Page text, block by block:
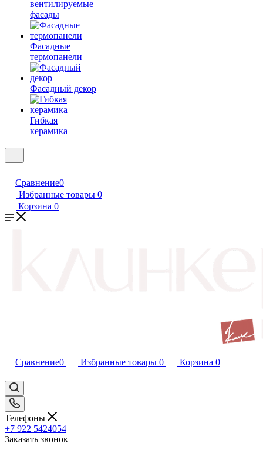
вентилируемые
фасады
Фасадные
термопанели
Фасадный декор
Гибкая
керамика
Сравнение0
Избранные товары 0
Корзина 0
Сравнение0 Избранные товары 0 Корзина 0
Телефоны
+7 922 5424054
Заказать звонок